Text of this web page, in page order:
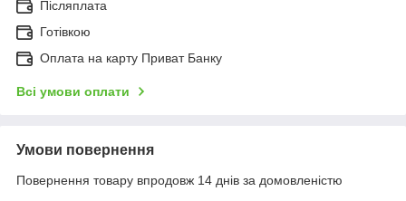
Післяплата
Готівкою
Оплата на карту Приват Банку
Всі умови оплати
Умови повернення
Повернення товару впродовж 14 днів за домовленістю